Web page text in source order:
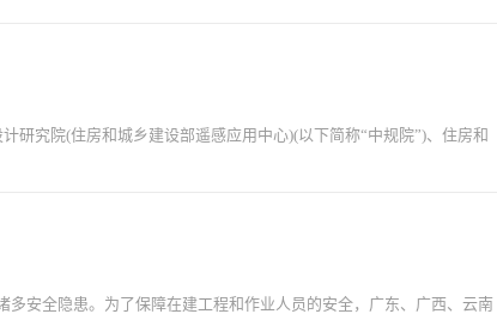
研究院(住房和城乡建设部遥感应用中心)(以下简称“中规院”)、住房和
多安全隐患。为了保障在建工程和作业人员的安全，广东、广西、云南